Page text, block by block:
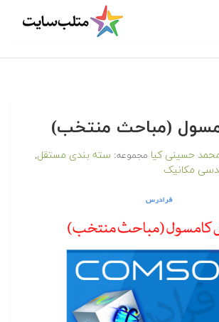
(مباحث منتخب)
حسینی کیا مجموعه: سته بندی مستقل,
مکانیک